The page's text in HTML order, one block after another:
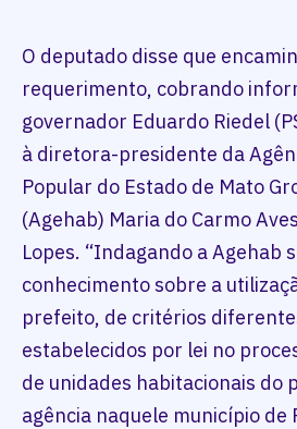
O deputado disse que
requerimento, cobrando
governador Eduardo Riedel
à diretora-presidente da
Popular do Estado de Mato
(Agehab) Maria do Carmo
Lopes. “Indagando a Agehab
conhecimento sobre a
prefeito, de critérios
estabelecidos por lei no
de unidades habitacionais do
agência naquele município de